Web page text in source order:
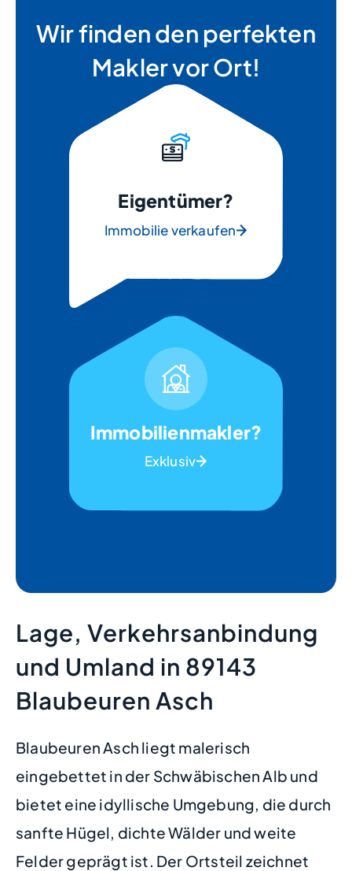
Wir finden den perfekten
Makler vor Ort!
Eigentümer?
Immobilie verkaufen
Immobilienmakler?
Exklusiv
Lage, Verkehrsanbindung
und Umland in 89143
Blaubeuren Asch
Blaubeuren Asch liegt malerisch
eingebettet in der Schwäbischen Alb und
bietet eine idyllische Umgebung, die durch
sanfte Hügel, dichte Wälder und weite
Felder geprägt ist. Der Ortsteil zeichnet